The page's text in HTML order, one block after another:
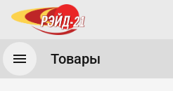
Товары